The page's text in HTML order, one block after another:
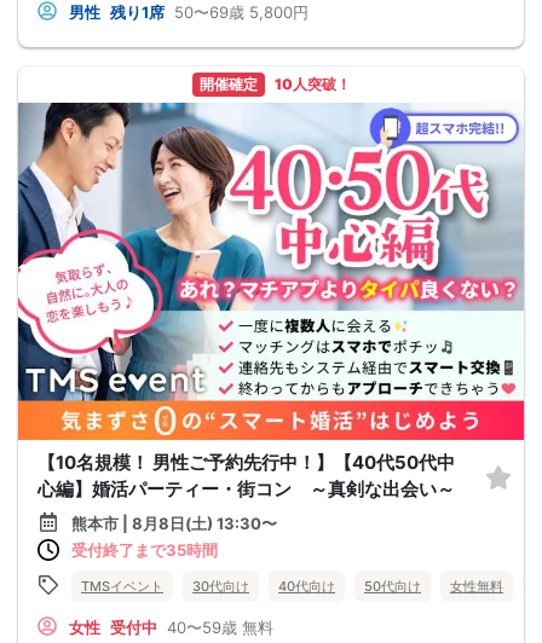
男性 残り1席 50〜69歳 5,800円
開催確定 10人突破！
【10名規模！ 男性ご予約先行中！】【40代50代中
心編】婚活パーティー・街コン ～真剣な出会い～
熊本市 | 8月8日(土) 13:30〜
受付終了まで35時間
TMSイベント 30代向け 40代向け 50代向け 女性無料
女性 受付中 40〜59歳 無料